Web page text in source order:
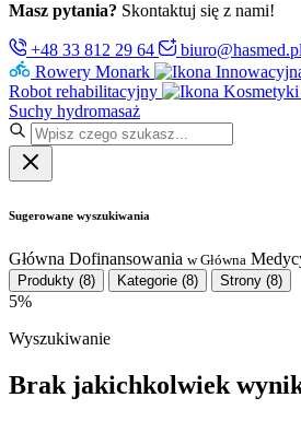
Masz pytania? Skontaktuj się z nami!
+48 33 812 29 64
biuro@hasmed.pl
Rowery Monark
Robot rehabilitacyjny
Kosmetyki
Suchy hydromasaż
Sugerowane wyszukiwania
Główna Dofinansowania w Główna
Produkty (8) Kategorie (8) Strony (8)
5%
Wyszukiwanie
Brak jakichkolwiek